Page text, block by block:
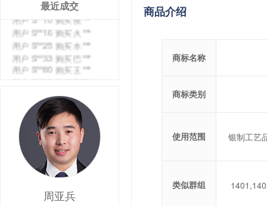
最近成交
用户 S**10 购买 侯***
用户 S**16 购买 火***
用户 S**25 购买 水***
用户 S**33 购买 巴***
用户 S**80 购买 王***
用户 S**19 购买 T***
用户 S**68 购买 俏***
周亚兵
商品介绍
商标名称
商标类别
使用范围 银制工艺
类似群组